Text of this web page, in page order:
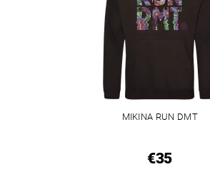
MIKINA RUN DMT
€35